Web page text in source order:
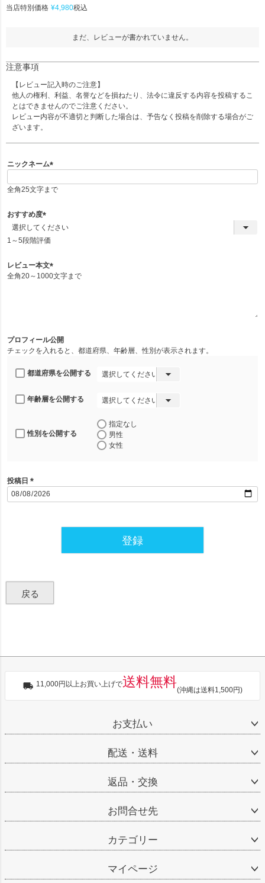
当店特別価格 ¥4,980税込
まだ、レビューが書かれていません。
注意事項
【レビュー記入時のご注意】
他人の権利、利益、名誉などを損ねたり、法令に違反する内容を投稿するこ
とはできませんのでご注意ください。
レビュー内容が不適切と判断した場合は、予告なく投稿を削除する場合がご
ざいます。
ニックネーム
必
全角25文字まで
おすすめ度
(
必
1～5段階評価
レビュー本文
(
全角20～1000文字まで
プロフィール公開
チェックを入れると、都道府県、年齢層、性別が表示されます。
都道府県を公開する
年齢層を公開する
性別を公開する
指定なし
男性
女性
投稿日
(
必
登録
戻る
11,000円以上お買い上げで送料無料
(沖縄は送料1,500円)
お支払い
配送・送料
返品・交換
お問合せ先
カテゴリー
マイページ